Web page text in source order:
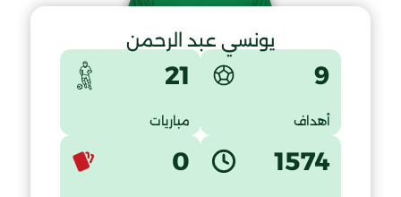
يونسي عبد الرحمن
9
أهداف
21
مباريات
1574
0